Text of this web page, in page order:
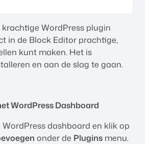
krachtige WordPress plugin
in de Block Editor prachtige,
kunt maken. Het is
en aan de slag te gaan.
WordPress Dashboard
WordPress dashboard en klik op
onder de Plugins menu.